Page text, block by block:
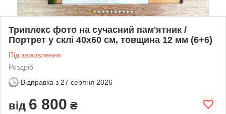
Триплекс фото на сучасний пам'ятник /
Портрет у склі 40х60 см, товщина 12 мм (6+6)
Під замовлення
Роздріб
Відправка з 27 серпня 2026
від 6 800 ₴